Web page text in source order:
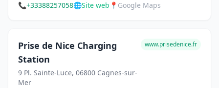
📞+33388257058🌐Site web 📍 Google Maps
Prise de Nice Charging
Station
9 Pl. Sainte-Luce, 06800 Cagnes-sur-
Mer
www.prisedenice.fr